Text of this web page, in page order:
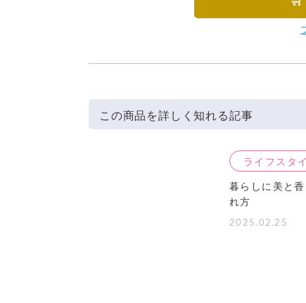
この商品を詳しく知れる記事
ライフスタ
暮らしに美と
れ方
2025.02.25